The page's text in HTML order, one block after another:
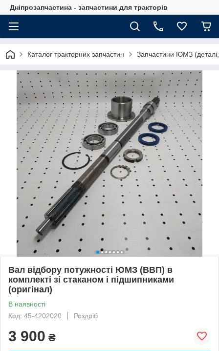
Дніпрозапчастина - запчастини для тракторів
Каталог тракторних запчастин Запчастини ЮМЗ
Вал відбору потужності ЮМЗ (ВВП) в
комплекті зі стаканом і підшипниками
(оригінал)
В наявності
Код: 45-4202020
Роздріб
3 900 ₴